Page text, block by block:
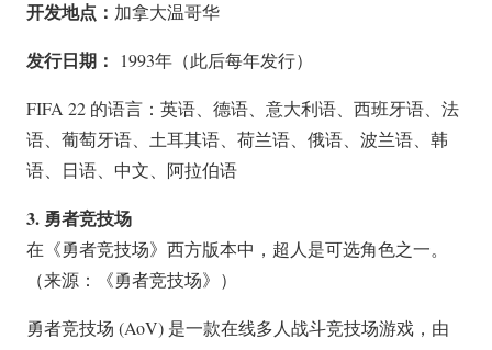
开发地点： 加拿大温哥华
发行日期： 1993年（此后每年发行）
FIFA 22 的语言：英语、德语、意大利语、西班牙语、法
语、葡萄牙语、土耳其语、荷兰语、俄语、波兰语、韩
语、日语、中文、阿拉伯语
3. 勇者竞技场
在《勇者竞技场》西方版本中，超人是可选角色之一。
（来源：《勇者竞技场》）
勇者竞技场 (AoV) 是一款在线多人战斗竞技场游戏，由